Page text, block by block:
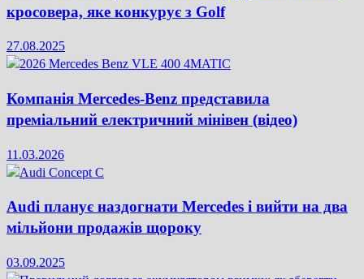
кросовера, яке конкурує з Golf
27.08.2025
Компанія Mercedes-Benz представила
преміальний електричний мінівен (відео)
11.03.2026
Audi планує наздогнати Mercedes і вийти на два
мільйони продажів щороку
03.09.2025